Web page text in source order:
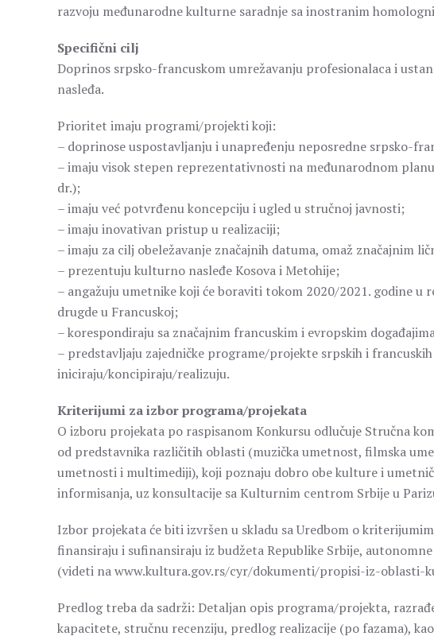
razvoju međunarodne kulturne saradnje sa inostranim
Specifični cilj
Doprinos srpsko-francuskom umrežavanju profesionalaca i
nasleđa.
Prioritet imaju programi/projekti koji:
– doprinose uspostavljanju i unapređenju neposredne srpsko-
– imaju visok stepen reprezentativnosti na međunarodnom
dr.);
– imaju već potvrđenu koncepciju i ugled u stručnoj javnosti;
– imaju inovativan pristup u realizaciji;
– imaju za cilj obeležavanje značajnih datuma, omaž značajnim
– prezentuju kulturno nasleđe Kosova i Metohije;
– angažuju umetnike koji će boraviti tokom 2020/2021. godine
drugde u Francuskoj;
– korespondiraju sa značajnim francuskim i evropskim
– predstavljaju zajedničke programe/projekte srpskih i
iniciraju/koncipiraju/realizuju.
Kriterijumi za izbor programa/projekata
O izboru projekata po raspisanom Konkursu odlučuje Stručna
od predstavnika različitih oblasti (muzička umetnost, filmska
umetnosti i multimediji), koji poznaju dobro obe kulture i
informisanja, uz konsultacije sa Kulturnim centrom Srbije u
Izbor projekata će biti izvršen u skladu sa Uredbom o
finansiraju i sufinansiraju iz budžeta Republike Srbije,
(videti na www.kultura.gov.rs/cyr/dokumenti/propisi-iz-oblasti-
Predlog treba da sadrži: Detaljan opis programa/projekta,
kapacitete, stručnu recenziju, predlog realizacije (po fazama),